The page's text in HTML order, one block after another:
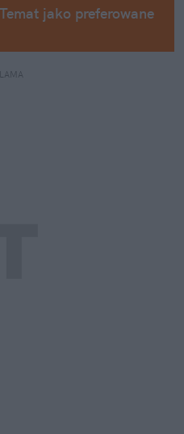
jako preferowane